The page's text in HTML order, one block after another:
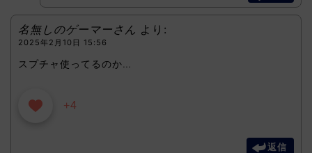
名無しのゲーマーさん より:
2025年2月10日 15:56
スプチャ使ってるのか…
+4
返信